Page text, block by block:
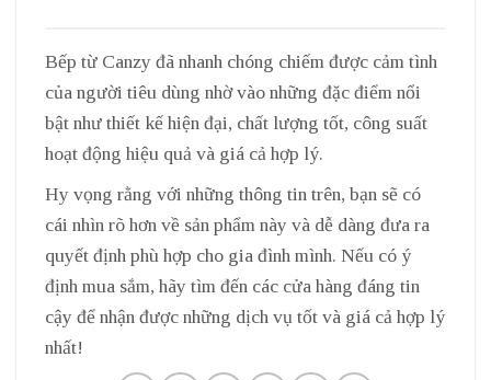
Bếp từ Canzy đã nhanh chóng chiếm được cảm tình
của người tiêu dùng nhờ vào những đặc điểm nổi
bật như thiết kế hiện đại, chất lượng tốt, công suất
hoạt động hiệu quả và giá cả hợp lý.
Hy vọng rằng với những thông tin trên, bạn sẽ có
cái nhìn rõ hơn về sản phẩm này và dễ dàng đưa ra
quyết định phù hợp cho gia đình mình. Nếu có ý
định mua sắm, hãy tìm đến các cửa hàng đáng tin
cậy để nhận được những dịch vụ tốt và giá cả hợp lý
nhất!